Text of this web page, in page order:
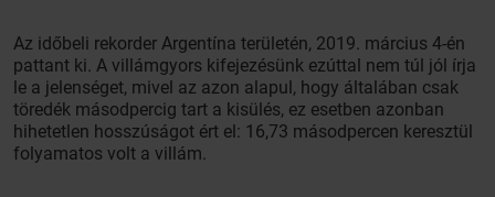
Az időbeli rekorder Argentína területén, 2019. március 4-én
pattant ki. A villámgyors kifejezésünk ezúttal nem túl jól írja
le a jelenséget, mivel az azon alapul, hogy általában csak
töredék másodpercig tart a kisülés, ez esetben azonban
hihetetlen hosszúságot ért el: 16,73 másodpercen keresztül
folyamatos volt a villám.